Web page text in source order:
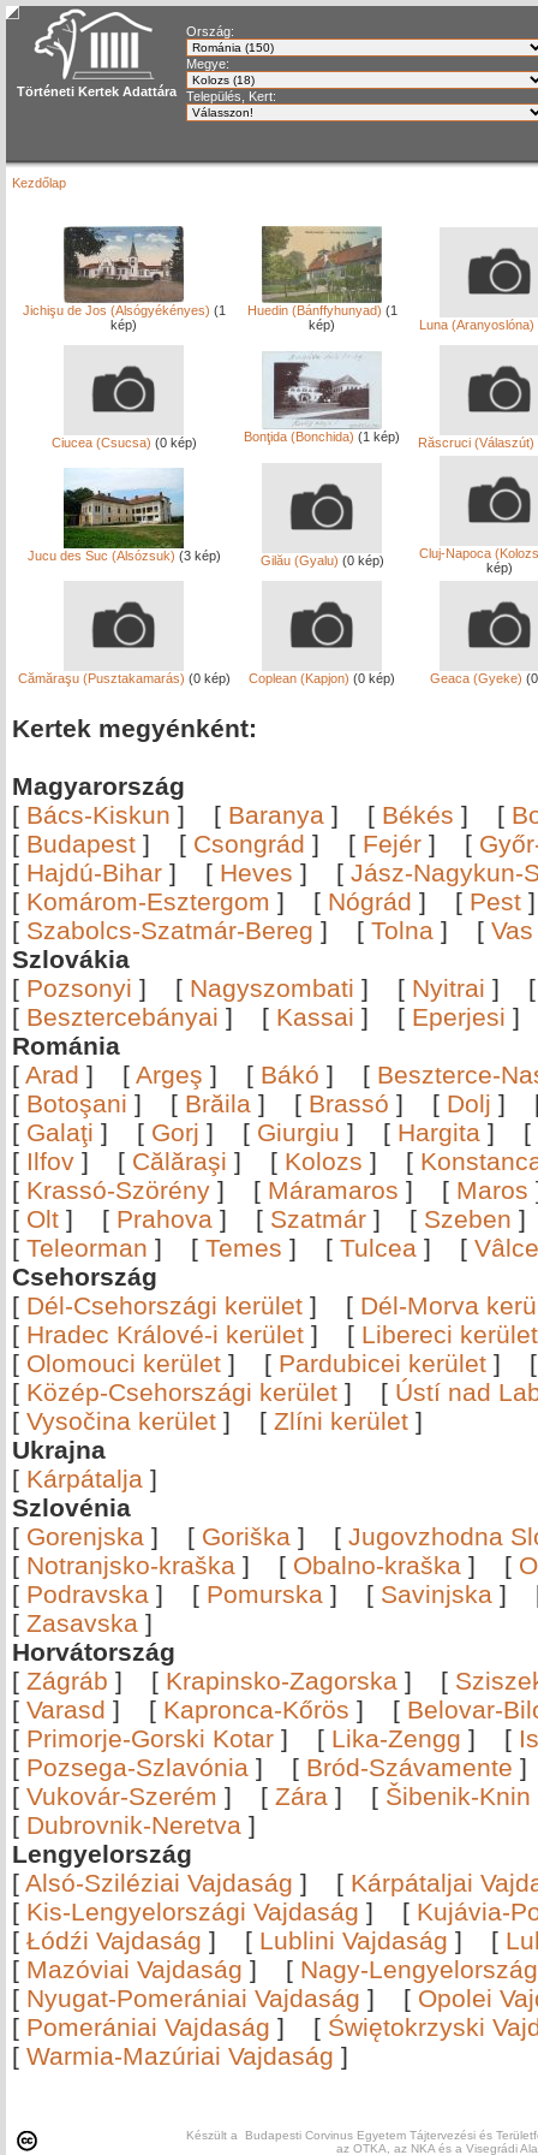
Történeti Kertek Adattára
Ország:
Megye:
Település, Kert:
Kezdőlap
Jichişu de Jos (Alsógyékényes) (1
kép)
Huedin (Bánffyhunyad) (1
kép)
Luna (Aranyoslóna)
Ciucea (Csucsa) (0 kép) Bonţida (Bonchida) (1 kép) Răscruci (Válaszút)
Jucu des Suc (Alsózsuk) (3 kép) Gilău (Gyalu) (0 kép)
Cluj-Napoca
kép)
Cămăraşu (Pusztakamarás) (0 kép) Coplean (Kapjon) (0 kép) Geaca (Gyeke)
Kertek megyénként:
Magyarország
[ Bács-Kiskun ] [ Baranya ] [ Békés ] [
[ Budapest ] [ Csongrád ] [ Fejér ] [
[ Hajdú-Bihar ] [ Heves ] [ Jász-Nagykun-
[ Komárom-Esztergom ] [ Nógrád ] [ Pest
[ Szabolcs-Szatmár-Bereg ] [ Tolna ] [ Vas
Szlovákia
[ Pozsonyi ] [ Nagyszombati ] [ Nyitrai ]
[ Besztercebányai ] [ Kassai ] [ Eperjesi
Románia
[ Arad ] [ Argeş ] [ Bákó ] [ Beszterce-
[ Botoşani ] [ Brăila ] [ Brassó ] [ Dolj ]
[ Galaţi ] [ Gorj ] [ Giurgiu ] [ Hargita ]
[
[ Ilfov ] [ Călăraşi ] [ Kolozs ] [
[ Krassó-Szörény ] [ Máramaros ] [ Maros
[ Olt ] [ Prahova ] [ Szatmár ] [ Szeben
[ Teleorman ] [ Temes ] [ Tulcea ] [
Csehország
[ Dél-Csehországi kerület ] [ Dél-Morva
[ Hradec Králové-i kerület ] [ Libereci kerület
[ Olomouci kerület ] [ Pardubicei kerület ]
[ Közép-Csehországi kerület ] [ Ústí nad
[ Vysočina kerület ] [ Zlíni kerület ]
Ukrajna
[ Kárpátalja ]
Szlovénia
[ Gorenjska ] [ Goriška ] [ Jugovzhodna
[ Notranjsko-kraška ] [ Obalno-kraška ] [
[ Podravska ] [ Pomurska ] [ Savinjska ]
[ Zasavska ]
Horvátország
[ Zágráb ] [ Krapinsko-Zagorska ] [
[ Varasd ] [ Kapronca-Kőrös ] [ Belovar-
[ Primorje-Gorski Kotar ] [ Lika-Zengg ] [
[ Pozsega-Szlavónia ] [ Bród-Szávamente
[ Vukovár-Szerém ] [ Zára ] [ Šibenik-Knin
[ Dubrovnik-Neretva ]
Lengyelország
[ Alsó-Sziléziai Vajdaság ] [ Kárpátaljai
[ Kis-Lengyelországi Vajdaság ] [ Kujávia-
[ Łódźi Vajdaság ] [ Lublini Vajdaság ] [
[ Mazóviai Vajdaság ] [ Nagy-
[ Nyugat-Pomerániai Vajdaság ] [ Opolei
[ Pomerániai Vajdaság ] [ Świętokrzyski
[ Warmia-Mazúriai Vajdaság ]
Készült a Budapesti Corvinus Egyetem Tájtervezési és
az OTKA, az NKA és a Visegrádi